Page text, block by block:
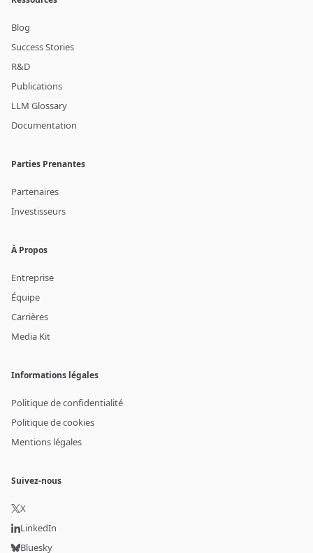
Blog
Success Stories
R&D
Publications
LLM Glossary
Documentation
Parties Prenantes
Partenaires
Investisseurs
À Propos
Entreprise
Équipe
Carrières
Media Kit
Informations légales
Politique de confidentialité
Politique de cookies
Mentions légales
Suivez-nous
X
LinkedIn
Bluesky